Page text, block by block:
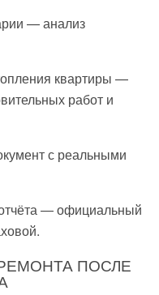
— анализ
квартиры —
работ и
с реальными
— официальный
ПОСЛЕ